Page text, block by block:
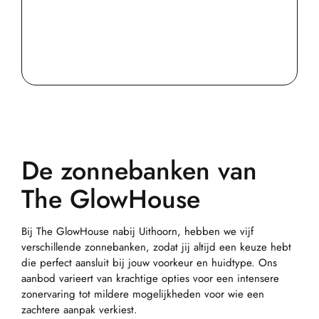
De zonnebanken van
The GlowHouse
Bij The GlowHouse nabij Uithoorn, hebben we vijf
verschillende zonnebanken, zodat jij altijd een keuze hebt
die perfect aansluit bij jouw voorkeur en huidtype. Ons
aanbod varieert van krachtige opties voor een intensere
zonervaring tot mildere mogelijkheden voor wie een
zachtere aanpak verkiest.